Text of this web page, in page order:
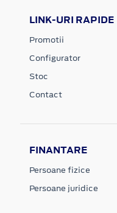
LINK-URI RAPIDE
Promotii
Configurator
Stoc
Contact
FINANTARE
Persoane fizice
Persoane juridice